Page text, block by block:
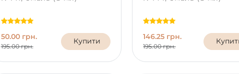
50.00 грн.
195.00 грн.
Купити 146.25 грн.
195.00 грн.